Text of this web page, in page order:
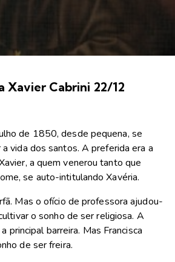
Xavier Cabrini 22/12
de 1850, desde pequena, se
vida dos santos. A preferida era a
a quem venerou tanto que
se auto-intitulando Xavéria.
Mas o ofício de professora ajudou-
o sonho de ser religiosa. A
principal barreira. Mas Francisca
de ser freira.